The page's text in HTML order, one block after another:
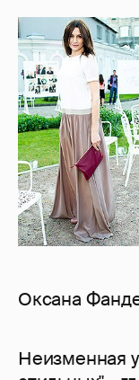
Оксана
Неизменная